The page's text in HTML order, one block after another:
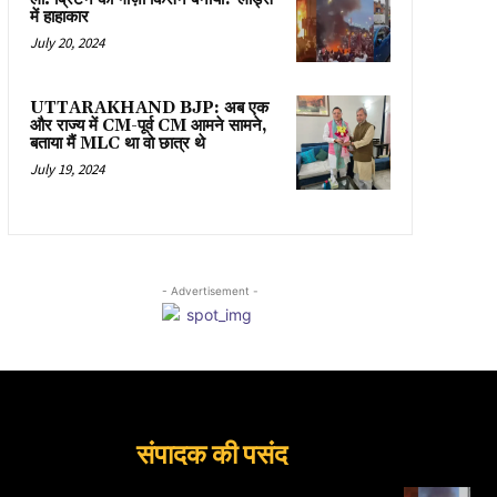
में हाहाकार
July 20, 2024
UTTARAKHAND BJP: अब एक
और राज्य में CM-पूर्व CM आमने सामने,
बताया मैं MLC था वो छात्र थे
July 19, 2024
- Advertisement -
संपादक की पसंद